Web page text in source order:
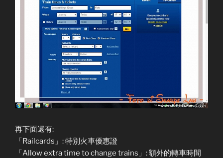
再下面還有:
「Railcards」: 特別火車優惠證
「Allow extra time to change trains」: 額外的轉車時間